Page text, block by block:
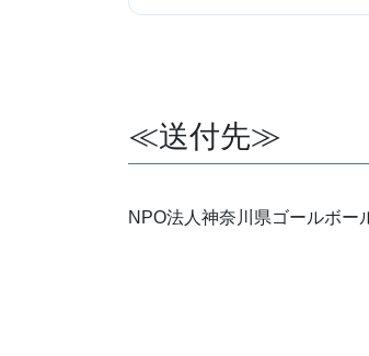
≪送付先≫
NPO法人神奈川県ゴールボ